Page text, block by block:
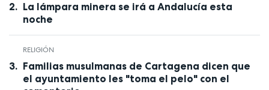
La lámpara minera se irá a Andalucía esta
noche
RELIGIÓN
Familias musulmanas de Cartagena dicen que
el ayuntamiento les "toma el pelo" con el